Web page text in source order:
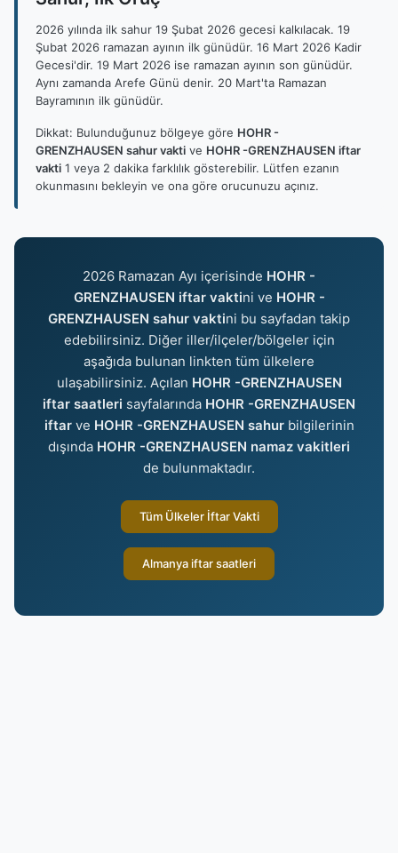
2026 yılında ilk sahur 19 Şubat 2026 gecesi kalkılacak. 19
Şubat 2026 ramazan ayının ilk günüdür. 16 Mart 2026 Kadir
Gecesi'dir. 19 Mart 2026 ise ramazan ayının son günüdür.
Aynı zamanda Arefe Günü denir. 20 Mart'ta Ramazan
Bayramının ilk günüdür.
Dikkat: Bulunduğunuz bölgeye göre HOHR -
GRENZHAUSEN sahur vakti ve HOHR -GRENZHAUSEN iftar
vakti 1 veya 2 dakika farklılık gösterebilir. Lütfen ezanın
okunmasını bekleyin ve ona göre orucunuzu açınız.
2026 Ramazan Ayı içerisinde HOHR -
GRENZHAUSEN iftar vaktini ve HOHR -
GRENZHAUSEN sahur vaktini bu sayfadan takip
edebilirsiniz. Diğer iller/ilçeler/bölgeler için
aşağıda bulunan linkten tüm ülkelere
ulaşabilirsiniz. Açılan HOHR -GRENZHAUSEN
iftar saatleri sayfalarında HOHR -GRENZHAUSEN
iftarve HOHR -GRENZHAUSEN sahurbilgilerinin
dışında HOHR -GRENZHAUSEN namaz vakitleri
de bulunmaktadır.
Tüm Ülkeler İftar Vakti
Almanya iftar saatleri